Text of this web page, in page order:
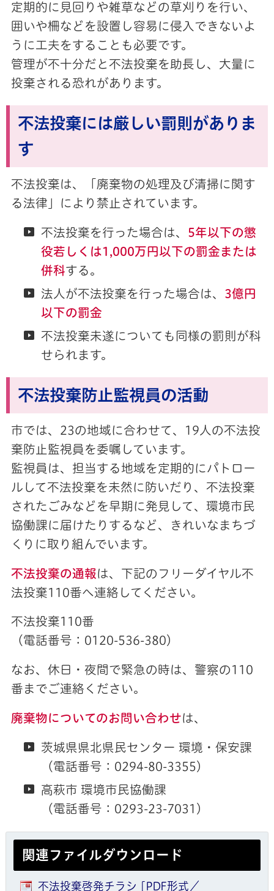
定期的に見回りや雑草などの草刈りを行い、
囲いや柵などを設置し容易に侵入できないよ
うに工夫をすることも必要です。
管理が不十分だと不法投棄を助長し、大量に
投棄される恐れがあります。
不法投棄には厳しい罰則がありま
す
不法投棄は、「廃棄物の処理及び清掃に関す
る法律」により禁止されています。
不法投棄を行った場合は、
5年以下の懲
役若しくは1,000万円以下の罰金または
併科する。
法人が不法投棄を行った場合は、 3億円
以下の罰金
不法投棄未遂についても同様の罰則が科
せられます。
不法投棄防止監視員の活動
市では、23の地域に合わせて、19人の不法投
棄防止監視員を委嘱しています。
監視員は、担当する地域を定期的にパトロー
ルして不法投棄を未然に防いだり、不法投棄
されたごみなどを早期に発見して、環境市民
協働課に届けたりするなど、きれいなまちづ
くりに取り組んでいます。
不法投棄の通報は、下記のフリーダイヤル不
法投棄110番へ連絡してください。
不法投棄110番
（電話番号：0120-536-380）
なお、休日・夜間で緊急の時は、警察の110
番までご連絡ください。
廃棄物についてのお問い合わせは、
茨城県県北県民センター 環境・保安課
（電話番号：0294-80-3355）
高萩市 環境市民協働課
（電話番号：0293-23-7031）
関連ファイルダウンロード
不法投棄啓発チラシ [PDF形式／